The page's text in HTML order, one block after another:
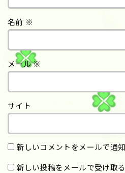
名前 ※
メール※
サイト
新しいコメントをメールで通知
新しい投稿をメールで受け取る